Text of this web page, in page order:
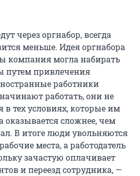
через оргнабор, всегда
меньше. Идея оргнабора
компания могла набирать
путем привлечения
работники
работать, они не
в тех условиях, которые им
оказывается сложнее, чем
В итоге люди увольняются
места, а работодатель
зачастую оплачивает
и переезд сотрудника, —